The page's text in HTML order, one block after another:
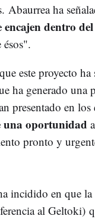
Abaurrea ha
encajen dentro
este proyecto
ha generado una
presentado en
una oportunidad
pronto y
incidido en que
al Geltoki)